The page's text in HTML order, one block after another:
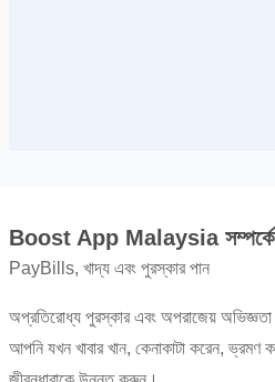
Boost App Malaysia সম্পর্কে
PayBills, খাদ্য এবং পুরস্কার পান
অপ্রতিরোধ্য পুরস্কার এবং অপরাজেয়
আপনি যখন খাবার খান, কেনাকাটা করেন,